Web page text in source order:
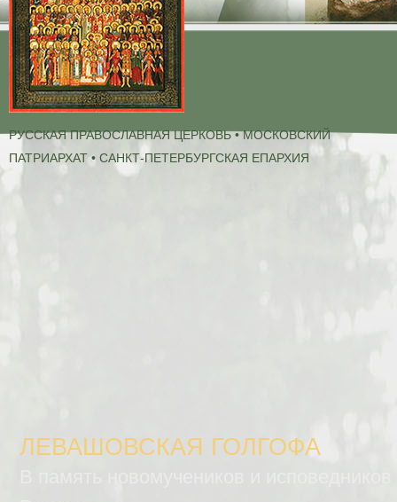
РУССКАЯ ПРАВОСЛАВНАЯ ЦЕРКОВЬ • МОСКОВСКИЙ
ПАТРИАРХАТ • САНКТ-ПЕТЕРБУРГСКАЯ ЕПАРХИЯ
ЛЕВАШОВСКАЯ ГОЛГОФА